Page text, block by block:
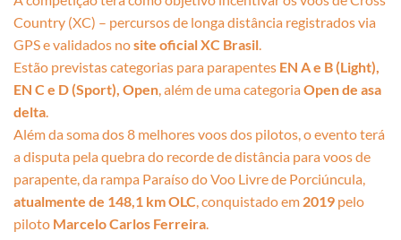
Country (XC) – percursos de longa distância registrados via
GPS e validados nosite oficial XC Brasil.
Estão previstas categorias para parapentes EN A e B (Light),
EN C e D (Sport), Open, além de uma categoriaOpen de asa
delta.
Além da soma dos 8 melhores voos dos pilotos, o evento terá
a disputa pela quebra do recorde de distância para voos de
parapente, da rampa Paraíso do Voo Livre de Porciúncula,
atualmente de 148,1 km OLC, conquistado em 2019 pelo
piloto Marcelo Carlos Ferreira.